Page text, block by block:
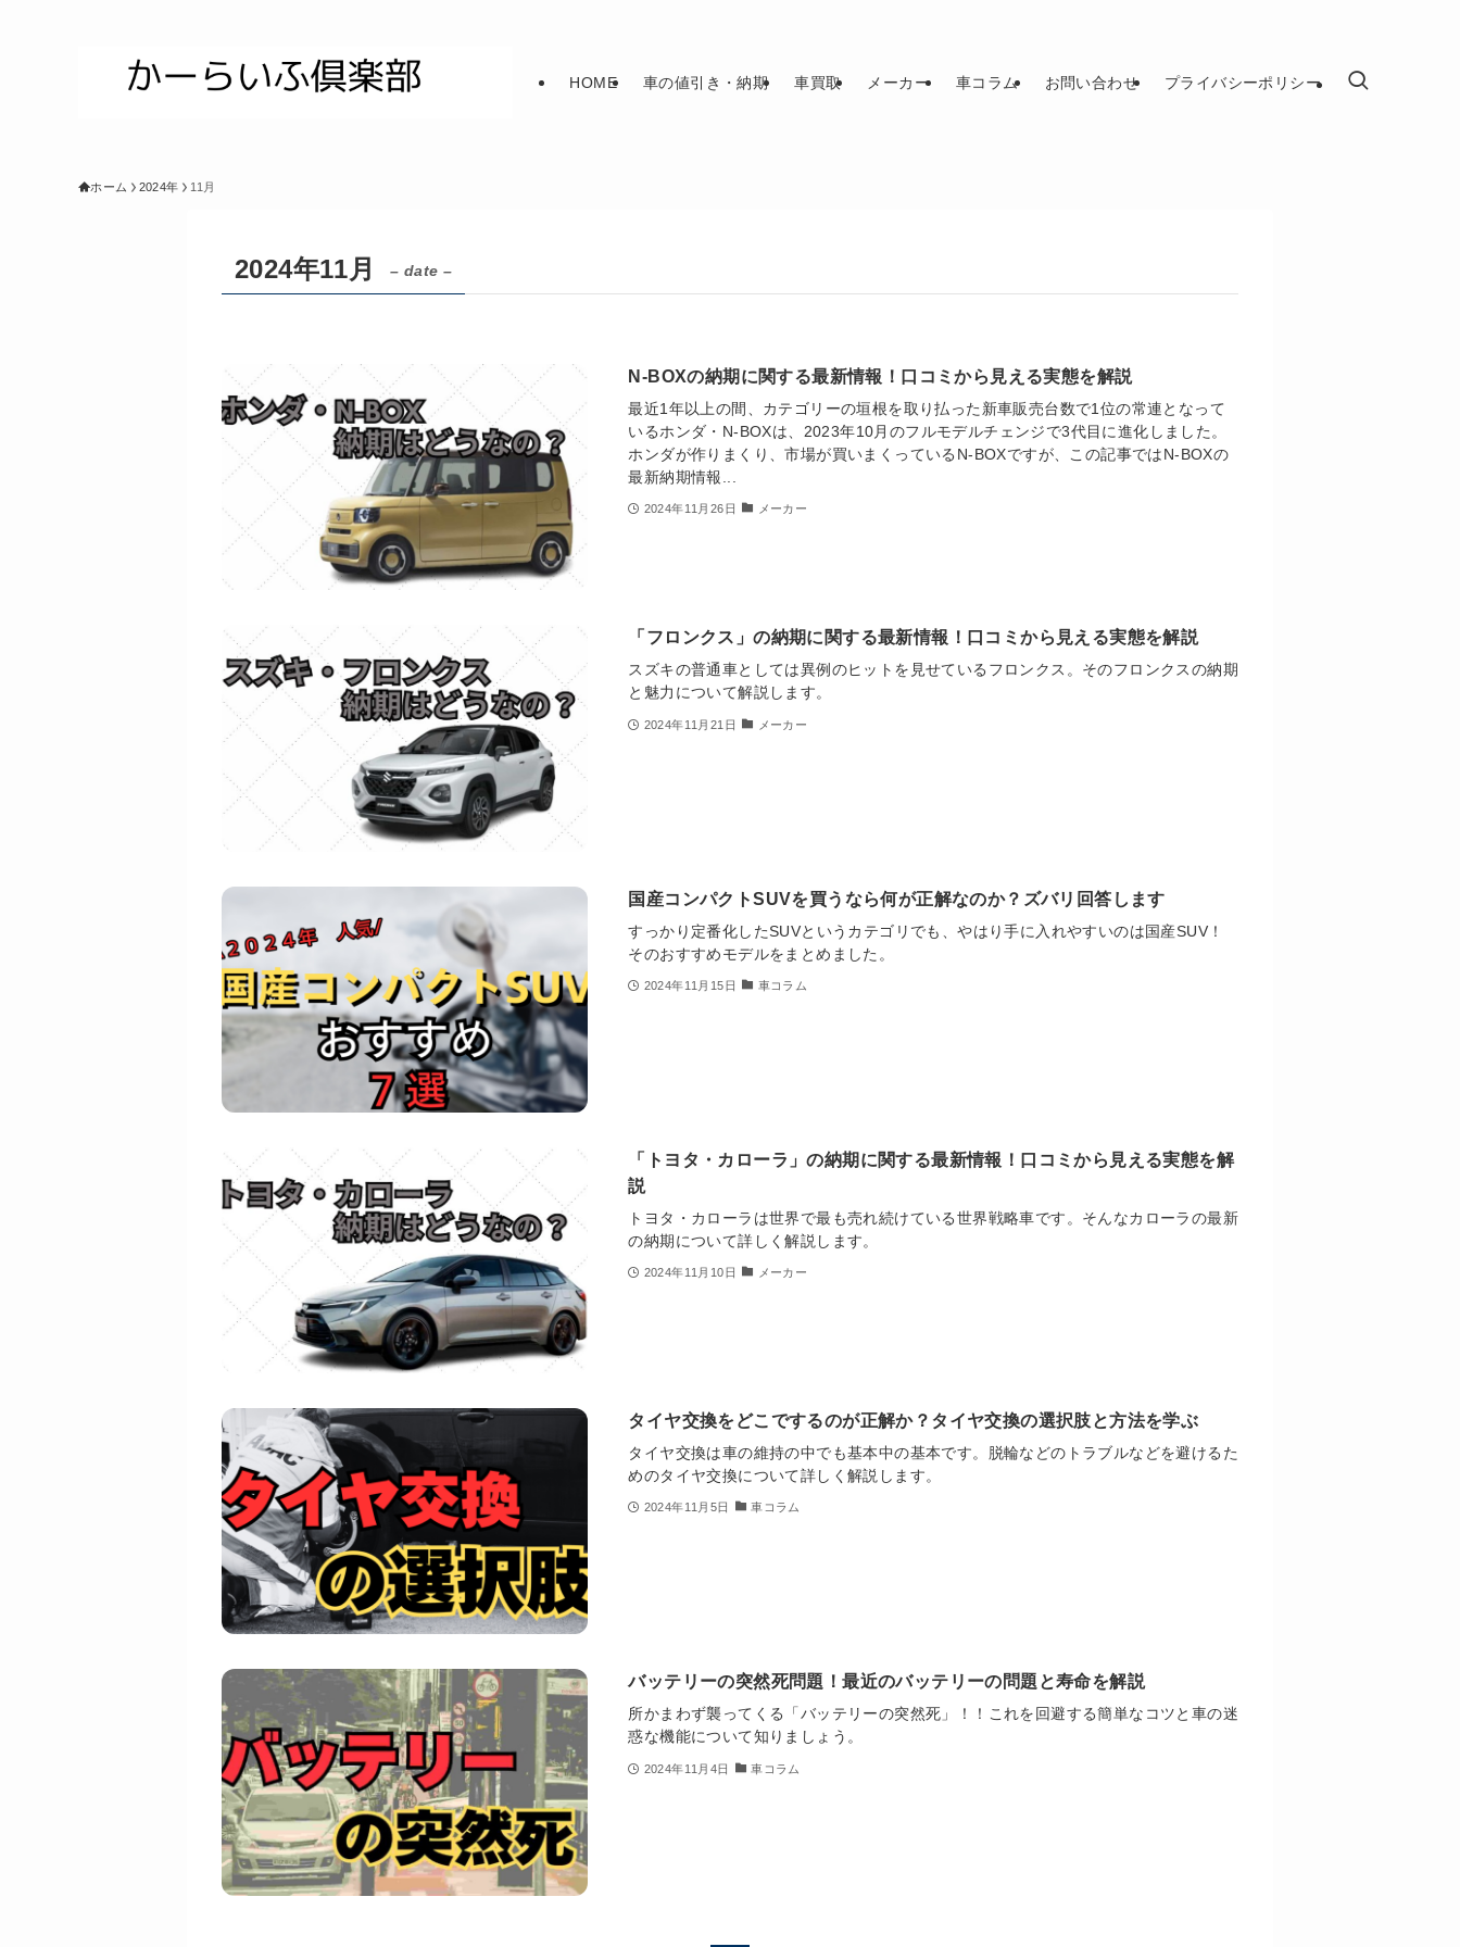
HOME 車の値引き・納期 車買取 メーカー 車コラム お問い合わせ プライバシーポリシー
ホーム 2024年 11月
2024年11月 – date –
N-BOXの納期に関する最新情報！口コミから見える実態を解説
最近1年以上の間、カテゴリーの垣根を取り払った新車販売台数で1位の常連となって
いるホンダ・N-BOXは、2023年10月のフルモデルチェンジで3代目に進化しました。
ホンダが作りまくり、市場が買いまくっているN-BOXですが、この記事ではN-BOXの
最新納期情報...
2024年11月26日 メーカー
「フロンクス」の納期に関する最新情報！口コミから見える実態を解説
スズキの普通車としては異例のヒットを見せているフロンクス。そのフロンクスの納期
と魅力について解説します。
2024年11月21日 メーカー
国産コンパクトSUVを買うなら何が正解なのか？ズバリ回答します
すっかり定番化したSUVというカテゴリでも、やはり手に入れやすいのは国産SUV！
そのおすすめモデルをまとめました。
2024年11月15日 車コラム
「トヨタ・カローラ」の納期に関する最新情報！口コミから見える実態を解
説
トヨタ・カローラは世界で最も売れ続けている世界戦略車です。そんなカローラの最新
の納期について詳しく解説します。
2024年11月10日 メーカー
タイヤ交換をどこでするのが正解か？タイヤ交換の選択肢と方法を学ぶ
タイヤ交換は車の維持の中でも基本中の基本です。脱輪などのトラブルなどを避けるた
めのタイヤ交換について詳しく解説します。
2024年11月5日 車コラム
バッテリーの突然死問題！最近のバッテリーの問題と寿命を解説
所かまわず襲ってくる「バッテリーの突然死」！！これを回避する簡単なコツと車の迷
惑な機能について知りましょう。
2024年11月4日 車コラム